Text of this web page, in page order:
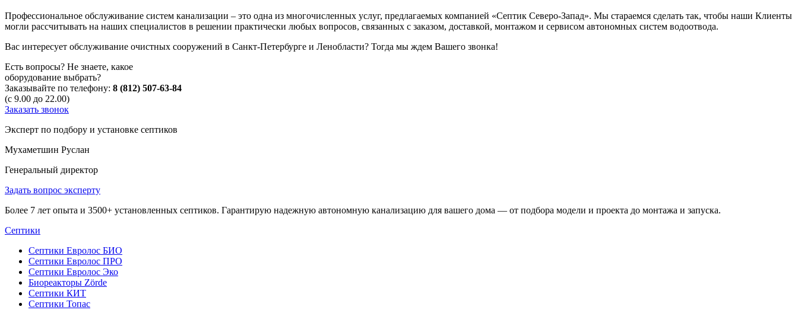
Профессиональное обслуживание систем канализации – это одна из многочисленных услуг, предлагаемых компанией «Септик Северо-Запад». Мы стараемся сделать так, чтобы наши Клиенты
могли рассчитывать на наших специалистов в решении практически любых вопросов, связанных с заказом, доставкой, монтажом и сервисом автономных систем водоотвода.
Вас интересует обслуживание очистных сооружений в Санкт-Петербурге и Ленобласти? Тогда мы ждем Вашего звонка!
Есть вопросы? Не знаете, какое
оборудование выбрать?
Заказывайте по телефону: 8 (812) 507-63-84
(с 9.00 до 22.00)
Заказать звонок
Эксперт по подбору и установке септиков
Мухаметшин Руслан
Генеральный директор
Задать вопрос эксперту
Более 7 лет опыта и 3500+ установленных септиков. Гарантирую надежную автономную канализацию для вашего дома — от подбора модели и проекта до монтажа и запуска.
Септики
Септики Евролос БИО
Септики Евролос ПРО
Септики Евролос Эко
Биореакторы Zörde
Септики КИТ
Септики Топас